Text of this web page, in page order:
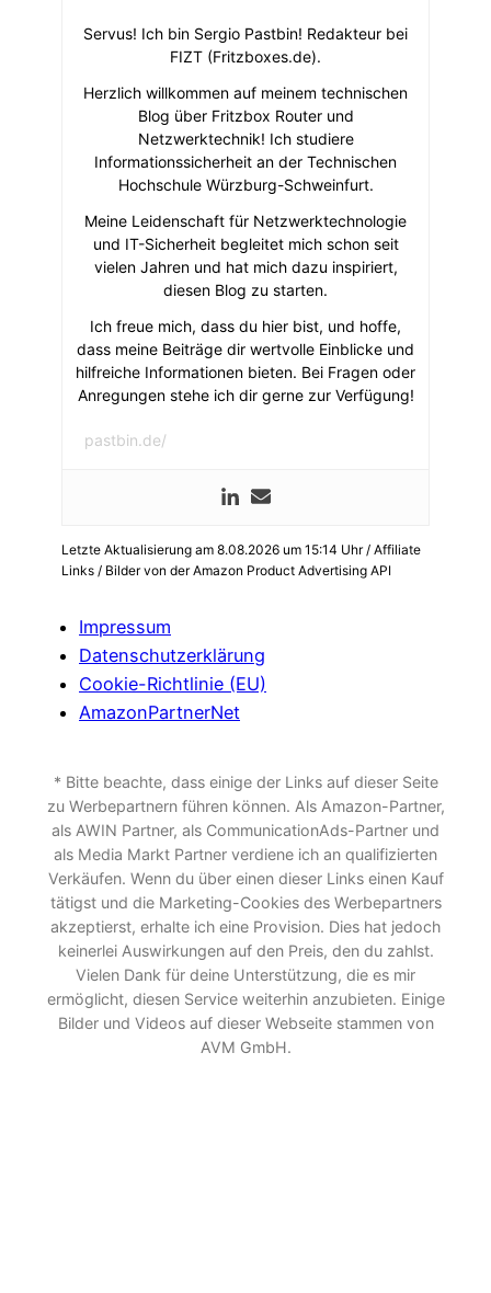
Servus! Ich bin Sergio Pastbin! Redakteur bei
FIZT (Fritzboxes.de).
Herzlich willkommen auf meinem technischen
Blog über Fritzbox Router und
Netzwerktechnik! Ich studiere
Informationssicherheit an der Technischen
Hochschule Würzburg-Schweinfurt.
Meine Leidenschaft für Netzwerktechnologie
und IT-Sicherheit begleitet mich schon seit
vielen Jahren und hat mich dazu inspiriert,
diesen Blog zu starten.
Ich freue mich, dass du hier bist, und hoffe,
dass meine Beiträge dir wertvolle Einblicke und
hilfreiche Informationen bieten. Bei Fragen oder
Anregungen stehe ich dir gerne zur Verfügung!
pastbin.de/
Letzte Aktualisierung am 8.08.2026 um 15:14 Uhr / Affiliate
Links / Bilder von der Amazon Product Advertising API
Impressum
Datenschutzerklärung
Cookie-Richtlinie (EU)
AmazonPartnerNet
* Bitte beachte, dass einige der Links auf dieser Seite
zu Werbepartnern führen können. Als Amazon-Partner,
als AWIN Partner, als CommunicationAds-Partner und
als Media Markt Partner verdiene ich an qualifizierten
Verkäufen. Wenn du über einen dieser Links einen Kauf
tätigst und die Marketing-Cookies des Werbepartners
akzeptierst, erhalte ich eine Provision. Dies hat jedoch
keinerlei Auswirkungen auf den Preis, den du zahlst.
Vielen Dank für deine Unterstützung, die es mir
ermöglicht, diesen Service weiterhin anzubieten. Einige
Bilder und Videos auf dieser Webseite stammen von
AVM GmbH.